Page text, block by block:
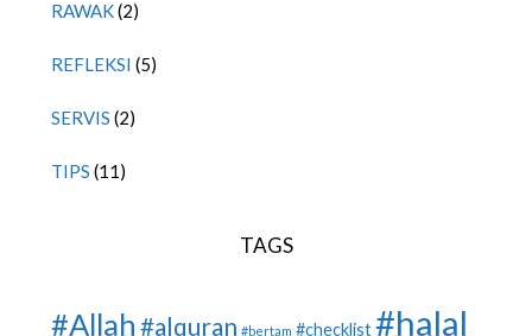
RAWAK(2)
REFLEKSI (5)
SERVIS (2)
TIPS (11)
TAGS
#Allah #alquran #bertam #checklist #halal